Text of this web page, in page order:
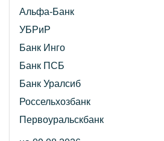
Альфа-Банк
УБРиР
Банк Инго
Банк ПСБ
Банк Уралсиб
Россельхозбанк
Первоуральскбанк